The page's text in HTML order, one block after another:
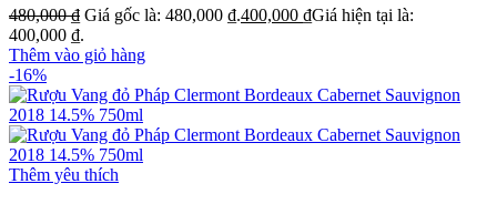
480,000₫ Giá gốc là: 480,000 ₫.400,000 ₫Giá hiện tại là:
400,000 ₫.
Thêm vào giỏ hàng
-16%
Thêm yêu thích